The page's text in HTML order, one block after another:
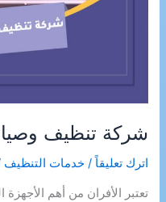
شركة تنظيف
اترك تعليقاً /خدمات التنظيف
تعتبر الأفران من أهم الأجهزة